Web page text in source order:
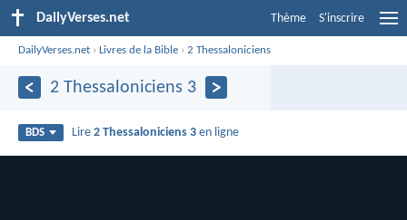
DailyVerses.net Thème S'inscrire
DailyVerses.net ›Livres de la Bible ›2 Thessaloniciens
2 Thessaloniciens 3
BDS Lire2 Thessaloniciens 3 en ligne